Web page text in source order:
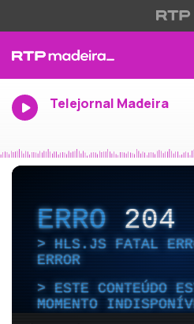
Telejornal Madeira
ERRO204
HLS.JS FATAL
ERROR
ESTE CONTEÚDO
MOMENTO